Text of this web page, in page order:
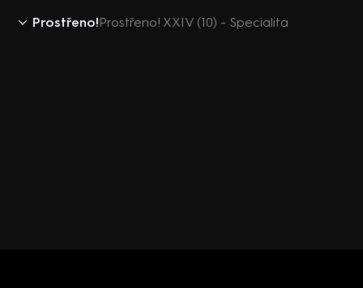
Prostřeno!Prostřeno! XXIV (10) - Specialita